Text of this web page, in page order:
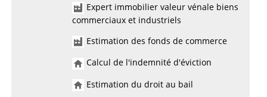
Expert immobilier valeur vénale biens
commerciaux et industriels
Estimation des fonds de commerce
Calcul de l'indemnité d'éviction
Estimation du droit au bail